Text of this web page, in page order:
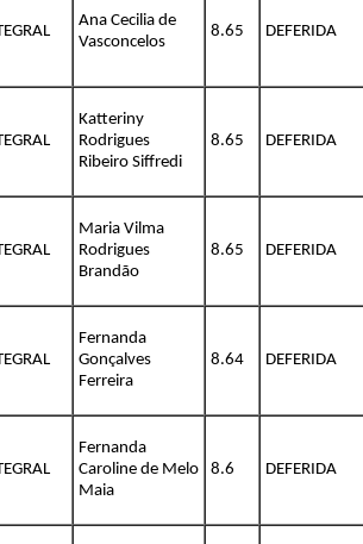
Ana Cecilia de
Vasconcelos
8.65 DEFERIDA
Katteriny
Rodrigues
Ribeiro Siffredi
8.65 DEFERIDA
Maria Vilma
Rodrigues
Brandão
8.65 DEFERIDA
Fernanda
Gonçalves
Ferreira
8.64 DEFERIDA
Fernanda
Caroline de Melo
Maia
8.6 DEFERIDA